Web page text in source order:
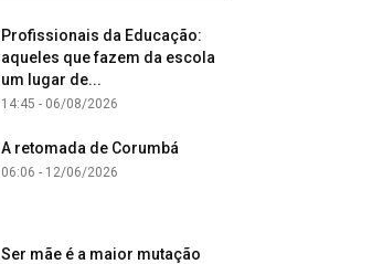
Profissionais da Educação:
aqueles que fazem da escola
um lugar de...
14:45 - 06/08/2026
A retomada de Corumbá
06:06 - 12/06/2026
Ser mãe é a maior mutação